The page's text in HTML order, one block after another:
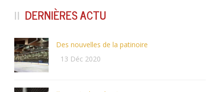
DERNIÈRES ACTU
Des nouvelles de la patinoire
13 Déc 2020